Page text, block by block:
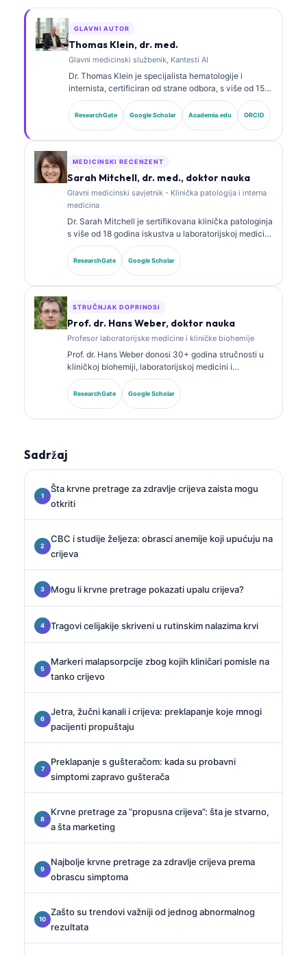
GLAVNI AUTOR
Thomas Klein, dr. med.
Glavni medicinski službenik, Kantesti AI
Dr. Thomas Klein je specijalista hematologije i
internista, certificiran od strane odbora, s više od 15
godina iskustva u laboratorijskoj medicini i kliničkoj
analizi uz pomoć vještačke inteligencije. Kao glavni
medicinski direktor u Kantesti AI, pruža klinički
radove o interpretaciji biomarkera i laboratorijskoj
dijagnostici na temu laboratorijske medicine.
ResearchGate Google Scholar Academia.edu ORCID
MEDICINSKI RECENZENT
Sarah Mitchell, dr. med., doktor nauka
Glavni medicinski savjetnik - Klinička patologija i interna
medicina
Dr. Sarah Mitchell je sertifikovana klinička patologinja
s više od 18 godina iskustva u laboratorijskoj medicini
i dijagnostičkoj analizi. Ima specijalističke sertifikate
iz kliničke biohemije i opsežno je objavljivala radove
o panelima biomarkera i laboratorijskoj analizi u
ResearchGate Google Scholar
STRUČNJAK DOPRINOSI
Prof. dr. Hans Weber, doktor nauka
Profesor laboratorijske medicine i kliničke biohemije
Prof. dr. Hans Weber donosi 30+ godina stručnosti u
kliničkoj biohemiji, laboratorijskoj medicini i
istraživanju biomarkera. Bivši predsjednik Njemačkog
društva za kliničku hemiju, specijalizovan je za
analizu dijagnostičkih panela, standardizaciju
ResearchGate Google Scholar
Sadržaj
Šta krvne pretrage za zdravlje crijeva zaista mogu
otkriti
CBC i studije željeza: obrasci anemije koji upućuju na
crijeva
Mogu li krvne pretrage pokazati upalu crijeva?
Tragovi celijakije skriveni u rutinskim nalazima krvi
Markeri malapsorpcije zbog kojih kliničari pomisle na
tanko crijevo
Jetra, žučni kanali i crijeva: preklapanje koje mnogi
pacijenti propuštaju
Preklapanje s gušteračom: kada su probavni
simptomi zapravo gušterača
Krvne pretrage za “propusna crijeva”: šta je stvarno,
a šta marketing
Najbolje krvne pretrage za zdravlje crijeva prema
obrascu simptoma
Zašto su trendovi važniji od jednog abnormalnog
rezultata